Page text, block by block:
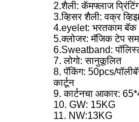
2.शैली: कॅमफ्लाज
3.व्हिसर शैली: वक्र
4.eyelet: भरतकाम बॅक
5.क्लोजर: मॅजिक टेप
6.Sweatband:
7. लोगो: सानुकूलित
8. पॅकिंग: 50pcs/
कार्टून
9. कार्टनचा आकार:
10. GW: 15KG
11. NW:13KG